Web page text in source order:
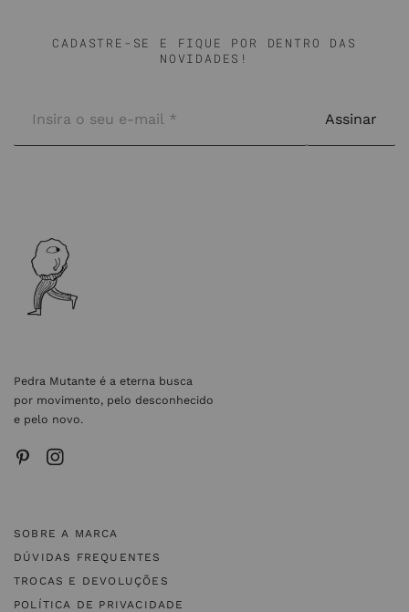
CADASTRE-SE E FIQUE POR DENTRO DAS
NOVIDADES!
Pedra Mutante é a eterna busca
por movimento, pelo desconhecido
e pelo novo.
SOBRE A MARCA
DÚVIDAS FREQUENTES
TROCAS E DEVOLUÇÕES
POLÍTICA DE PRIVACIDADE